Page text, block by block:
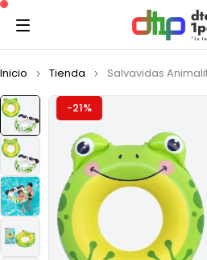
Inicio Tienda Salvavidas
-21%